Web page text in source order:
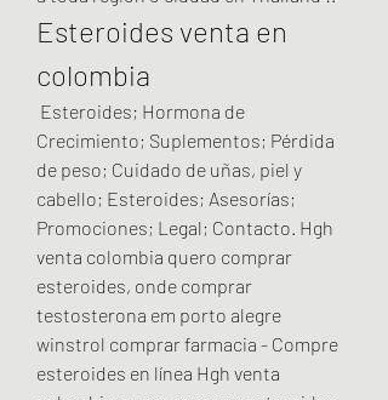
Esteroides venta en
colombia
Crecimiento; Suplementos; Pérdida
de peso; Cuidado de uñas, piel y
cabello; Esteroides; Asesorías;
Promociones; Legal; Contacto. Hgh
venta colombia quero comprar
esteroides, onde comprar
testosterona em porto alegre
winstrol comprar farmacia - Compre
esteroides en línea Hgh venta